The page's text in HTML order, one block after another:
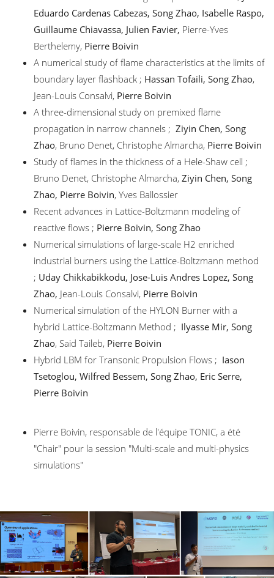
Eduardo Cardenas Cabezas, Song Zhao, Isabelle Raspo,
Guillaume Chiavassa, Julien Favier, Pierre-Yves
Berthelemy, Pierre Boivin
A numerical study of ﬂame characteristics at the limits of
boundary layer ﬂashback ; Hassan Tofaili, Song Zhao,
Jean-Louis Consalvi, Pierre Boivin
A three-dimensional study on premixed ﬂame
propagation in narrow channels ; Ziyin Chen, Song
Zhao, Bruno Denet, Christophe Almarcha, Pierre Boivin
Study of ﬂames in the thickness of a Hele-Shaw cell ;
Bruno Denet, Christophe Almarcha,Ziyin Chen, Song
Zhao, Pierre Boivin, Yves Ballossier
Recent advances in Lattice-Boltzmann modeling of
reactive ﬂows ; Pierre Boivin, Song Zhao
Numerical simulations of large-scale H2 enriched
industrial burners using the Lattice-Boltzmann method
; Uday Chikkabikkodu, Jose-Luis Andres Lopez, Song
Zhao, Jean-Louis Consalvi, Pierre Boivin
Numerical simulation of the HYLON Burner with a
hybrid Lattice-Boltzmann Method ; Ilyasse Mir, Song
Zhao, Said Taileb, Pierre Boivin
Hybrid LBM for Transonic Propulsion Flows ; Iason
Tsetoglou, Wilfred Bessem, Song Zhao, Eric Serre,
Pierre Boivin
Pierre Boivin, responsable de l'équipe TONIC, a été
"Chair" pour la session "Multi-scale and multi-physics
simulations"